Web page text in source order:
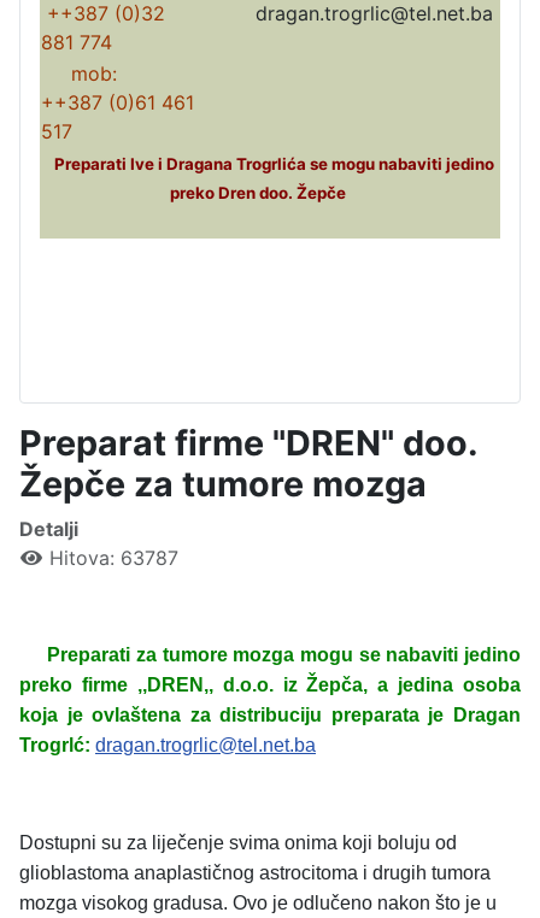
++387 (0)32
881 774
dragan.trogrlic@tel.net.ba
mob:
++387 (0)61 461
517
Preparati Ive i Dragana Trogrlića se mogu nabaviti jedino
preko Dren doo. Žepče
Preparat firme "DREN" doo.
Žepče za tumore mozga
Detalji
Hitova: 63787
Preparati za tumore mozga mogu se nabaviti jedino
preko firme ,,DREN,, d.o.o. iz Žepča, a jedina osoba
koja je ovlaštena za distribuciju preparata je Dragan
Trogrlć: dragan.trogrlic@tel.net.ba
Dostupni su za liječenje svima onima koji boluju od
glioblastoma anaplastičnog astrocitoma i drugih tumora
mozga visokog gradusa. Ovo je odlučeno nakon što je u